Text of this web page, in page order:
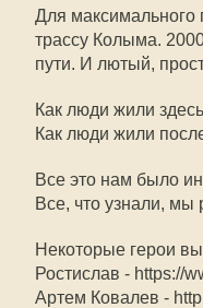
Для
трассу Колыма.
пути. И лютый,
Как люди жили
Как люди жили
Все это нам было
Все, что узнали, мы
Некоторые герои
Ростислав - https://
Артем Ковалев -